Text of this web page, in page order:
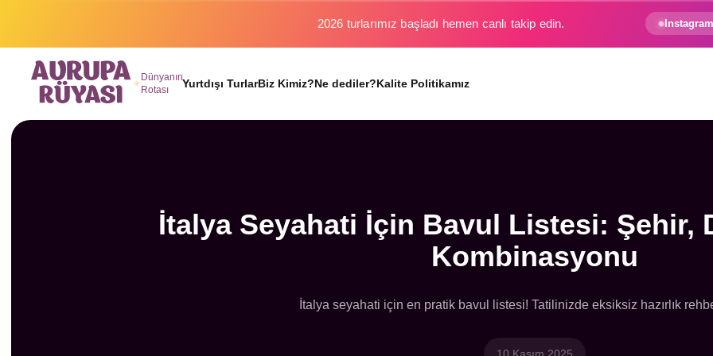
Binlerce gezginin hayali gerçek oluyor.
Dünyanın
Rotası
Yurtdışı TurlarBiz Kimiz?Ne dediler?Kalite Politikamız
İtalya Seyahati İçin Bavul Listesi: Şehir,
Kombinasyonu
İtalya seyahati için en pratik bavul listesi! Tatilinizde eksiksiz hazırlık